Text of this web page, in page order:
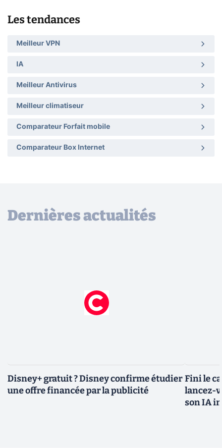
Les tendances
Meilleur VPN
IA
Meilleur Antivirus
Meilleur climatiseur
Comparateur Forfait mobile
Comparateur Box Internet
Dernières actualités
Disney+ gratuit ? Disney confirme étudier
une offre financée par la publicité
Fini le
lancez-
son IA